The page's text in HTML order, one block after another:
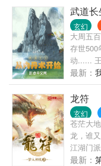
武道
玄幻
大周五
存世500
动......
要技能
运宗师
药，寿
药前，
的…… 果
DNA的
锦奠基
事……
最新：
龙符
玄幻
苍茫大
龙，谁
江湖门
族，上
最新：